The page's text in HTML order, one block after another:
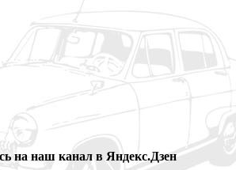
на наш канал в Яндекс.Дзен